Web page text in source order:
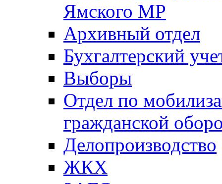
Ямского МР
Архивный отдел
Бухгалтерский
Выборы
Отдел по
гражданской
Делопроизводство
ЖКХ